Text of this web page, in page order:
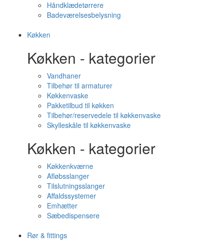
Håndklædetørrere
Badeværelsesbelysning
Køkken
Køkken - kategorier
Vandhaner
Tilbehør til armaturer
Køkkenvaske
Pakketilbud til køkken
Tilbehør/reservedele til køkkenvaske
Skylleskåle til køkkenvaske
Køkken - kategorier
Køkkenkværne
Afløbsslanger
Tilslutningsslanger
Affaldssystemer
Emhætter
Sæbedispensere
Rør & fittings